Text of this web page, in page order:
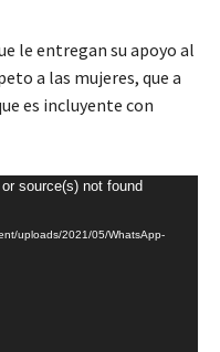
le entregan su apoyo al
a las mujeres, que a
es incluyente con
source(s) not found
uploads/2021/05/WhatsApp-